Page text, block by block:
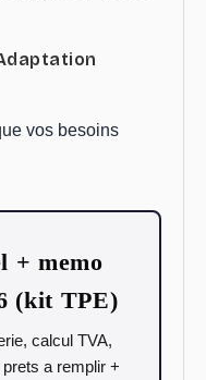
vos besoins
+ memo
(kit TPE)
calcul TVA,
a remplir +